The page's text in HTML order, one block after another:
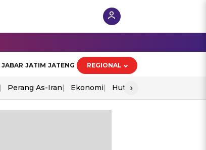
JABAR JATIM JATENG REGIONAL
Perang As-Iran Ekonomi Hut Ri
›